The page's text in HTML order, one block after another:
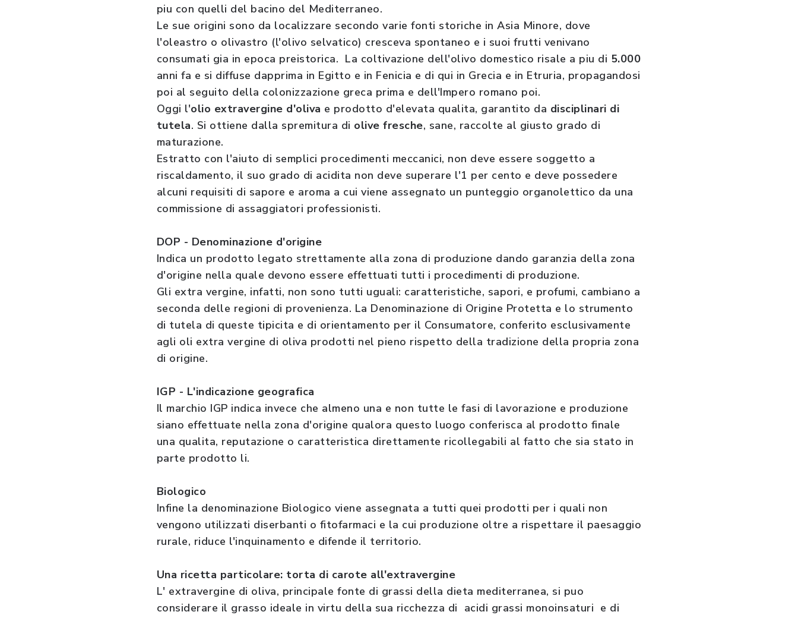
piu con quelli del bacino del Mediterraneo.
Le sue origini sono da localizzare secondo varie fonti storiche in Asia Minore, dove
l'oleastro o olivastro (l'olivo selvatico) cresceva spontaneo e i suoi frutti venivano
consumati gia in epoca preistorica. La coltivazione dell'olivo domestico risale a piu di 5.000
anni fa e si diffuse dapprima in Egitto e in Fenicia e di qui in Grecia e in Etruria, propagandosi
poi al seguito della colonizzazione greca prima e dell'Impero romano poi.
Oggi l'olio extravergine d'oliva e prodotto d'elevata qualita, garantito da disciplinari di
tutela. Si ottiene dalla spremitura di olive fresche, sane, raccolte al giusto grado di
maturazione.
Estratto con l'aiuto di semplici procedimenti meccanici, non deve essere soggetto a
riscaldamento, il suo grado di acidita non deve superare l'1 per cento e deve possedere
alcuni requisiti di sapore e aroma a cui viene assegnato un punteggio organolettico da una
commissione di assaggiatori professionisti.
DOP - Denominazione d'origine
Indica un prodotto legato strettamente alla zona di produzione dando garanzia della zona
d'origine nella quale devono essere effettuati tutti i procedimenti di produzione.
Gli extra vergine, infatti, non sono tutti uguali: caratteristiche, sapori, e profumi, cambiano a
seconda delle regioni di provenienza. La Denominazione di Origine Protetta e lo strumento
di tutela di queste tipicita e di orientamento per il Consumatore, conferito esclusivamente
agli oli extra vergine di oliva prodotti nel pieno rispetto della tradizione della propria zona
di origine.
IGP - L'indicazione geografica
Il marchio IGP indica invece che almeno una e non tutte le fasi di lavorazione e produzione
siano effettuate nella zona d'origine qualora questo luogo conferisca al prodotto finale
una qualita, reputazione o caratteristica direttamente ricollegabili al fatto che sia stato in
parte prodotto li.
Biologico
Infine la denominazione Biologico viene assegnata a tutti quei prodotti per i quali non
vengono utilizzati diserbanti o fitofarmaci e la cui produzione oltre a rispettare il paesaggio
rurale, riduce l'inquinamento e difende il territorio.
Una ricetta particolare: torta di carote all'extravergine
L' extravergine di oliva, principale fonte di grassi della dieta mediterranea, si puo
considerare il grasso ideale in virtu della sua ricchezza di acidi grassi monoinsaturi e di